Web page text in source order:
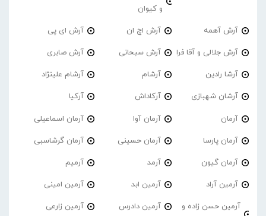
و کیوان
آرش آهمه آرش اچ ان آرش ای پی
آرش جلالی و آقا فرا آرش سبحانی آرش صابری
آرشا رادین آرشام آرشام علینژاد
آرشان شهبازی آرکاداش آرکیا
آرمان آرمان آوا آرمان اسماعیلی
آرمان پارسا آرمان حسینی آرمان گرشاسبی
آرمان گیون آرمد آرمیم
آرمین آراد آرمین ابد آرمین امینی
آرمین حسن زاده و
آرمین دادرس آرمین زارعی